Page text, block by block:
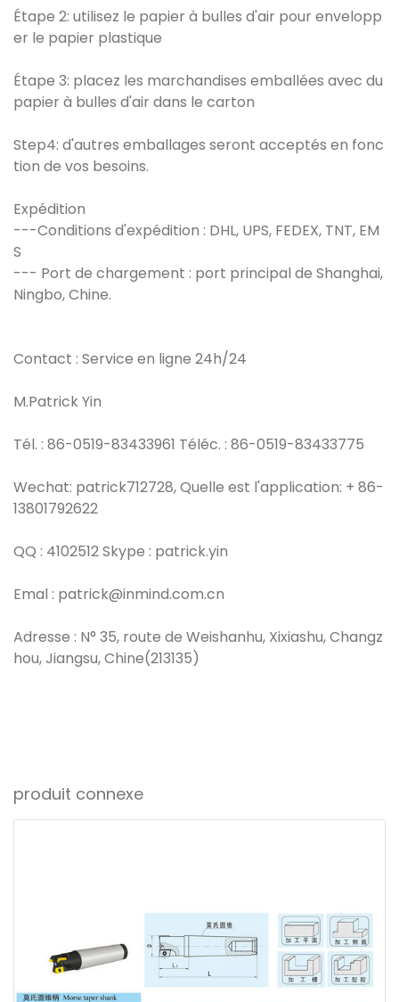
Étape 2: utilisez le papier à bulles d'air pour envelopp
er le papier plastique
Étape 3: placez les marchandises emballées avec du
papier à bulles d'air dans le carton
Step4: d'autres emballages seront acceptés en fonc
tion de vos besoins.
Expédition
---Conditions d'expédition : DHL, UPS, FEDEX, TNT, EM
S
--- Port de chargement : port principal de Shanghai,
Ningbo, Chine.
Contact : Service en ligne 24h/24
M.Patrick Yin
Tél. : 86-0519-83433961 Téléc. : 86-0519-83433775
Wechat: patrick712728, Quelle est l'application: + 86-
13801792622
QQ : 4102512 Skype : patrick.yin
Emal : patrick@inmind.com.cn
Adresse : N° 35, route de Weishanhu, Xixiashu, Changz
hou, Jiangsu, Chine(213135)
produit connexe